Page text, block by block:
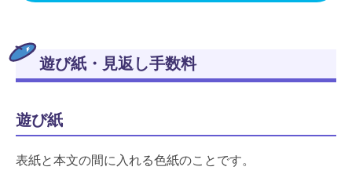
遊び紙・見返し手数料
遊び紙
表紙と本文の間に入れる色紙のことです。